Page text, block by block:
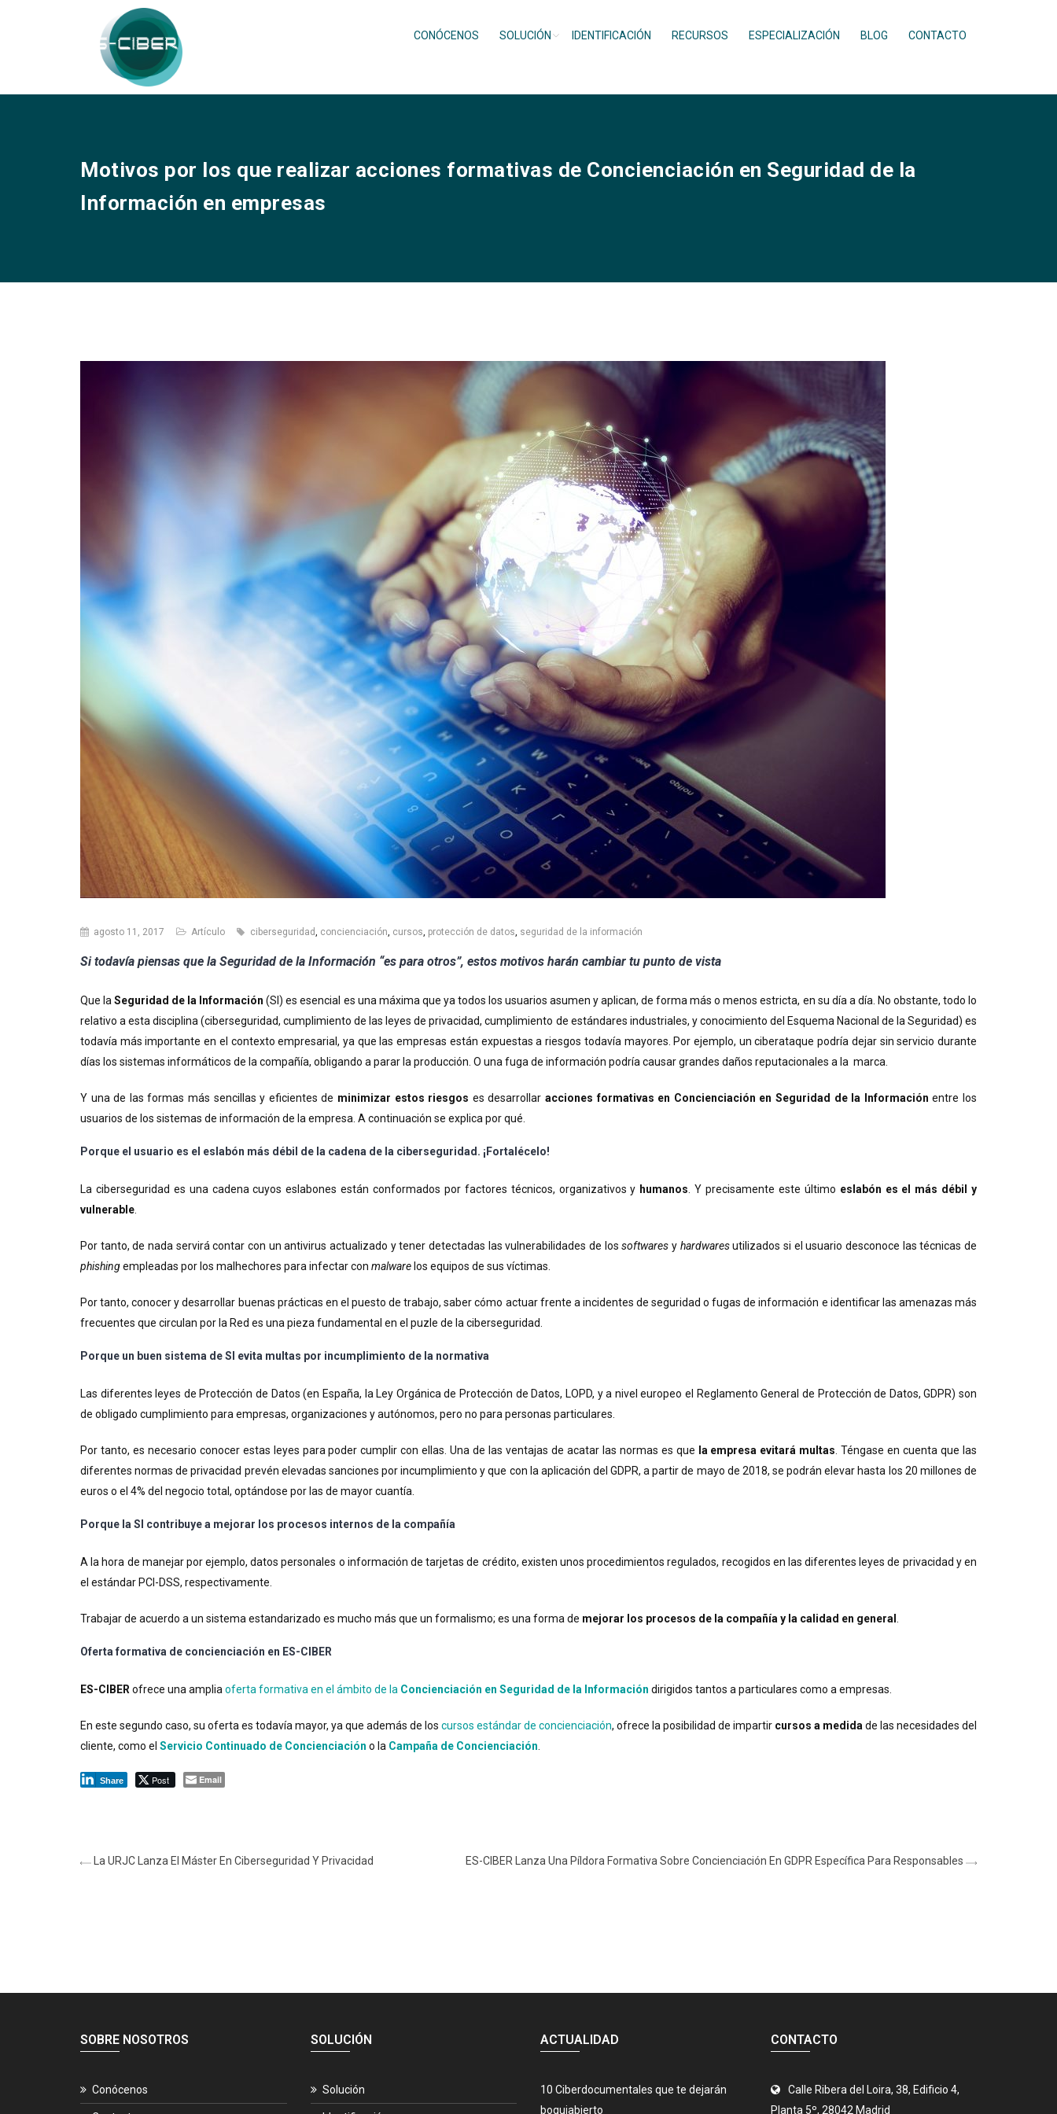
CONÓCENOS SOLUCIÓN IDENTIFICACIÓN RECURSOS ESPECIALIZACIÓN BLOG CONTACTO
Motivos por los que realizar acciones formativas de Concienciación en Seguridad de la
Información en empresas
agosto 11, 2017 Artículo ciberseguridad, concienciación, cursos, protección de datos, seguridad de la información
Si todavía piensas que la Seguridad de la Información “es para otros”, estos motivos harán cambiar tu punto de vista
Que laSeguridad de la Información (SI) es esencial es una máxima que ya todos los usuarios asumen y aplican, de forma más o menos estricta, en su día a día. No obstante, todo lo
relativo a esta disciplina (ciberseguridad, cumplimiento de las leyes de privacidad, cumplimiento de estándares industriales, y conocimiento del Esquema Nacional de la Seguridad) es
todavía más importante en el contexto empresarial, ya que las empresas están expuestas a riesgos todavía mayores. Por ejemplo, un ciberataque podría dejar sin servicio durante
días los sistemas informáticos de la compañía, obligando a parar la producción. O una fuga de información podría causar grandes daños reputacionales a la marca.
Y una de las formas más sencillas y eficientes de minimizar estos riesgos es desarrollaracciones formativas en Concienciación en Seguridad de la Información entre los
usuarios de los sistemas de información de la empresa. A continuación se explica por qué.
Porque el usuario es el eslabón más débil de la cadena de la ciberseguridad. ¡Fortalécelo!
La ciberseguridad es una cadena cuyos eslabones están conformados por factores técnicos, organizativos y humanos . Y precisamente este último eslabón es el más débil y
vulnerable
Por tanto, de nada servirá contar con un antivirus actualizado y tener detectadas las vulnerabilidades de lossoftwares y hardwaresutilizados si el usuario desconoce las técnicas de
phishingempleadas por los malhechores para infectar con malware los equipos de sus víctimas.
Por tanto, conocer y desarrollar buenas prácticas en el puesto de trabajo, saber cómo actuar frente a incidentes de seguridad o fugas de información e identificar las amenazas más
frecuentes que circulan por la Red es una pieza fundamental en el puzle de la ciberseguridad.
Porque un buen sistema de SI evita multas por incumplimiento de la normativa
Las diferentes leyes de Protección de Datos (en España, la Ley Orgánica de Protección de Datos, LOPD, y a nivel europeo el Reglamento General de Protección de Datos, GDPR) son
de obligado cumplimiento para empresas, organizaciones y autónomos, pero no para personas particulares.
Por tanto, es necesario conocer estas leyes para poder cumplir con ellas. Una de las ventajas de acatar las normas es que la empresa evitará multas . Téngase en cuenta que las
diferentes normas de privacidad prevén elevadas sanciones por incumplimiento y que con la aplicación del GDPR, a partir de mayo de 2018, se podrán elevar hasta los 20 millones de
euros o el 4% del negocio total, optándose por las de mayor cuantía.
Porque la SI contribuye a mejorar los procesos internos de la compañía
A la hora de manejar por ejemplo, datos personales o información de tarjetas de crédito, existen unos procedimientos regulados, recogidos en las diferentes leyes de privacidad y en
el estándar PCI-DSS, respectivamente.
Trabajar de acuerdo a un sistema estandarizado es mucho más que un formalismo; es una forma de mejorar los procesos de la compañía y la calidad en general
Oferta formativa de concienciación en ES-CIBER
ES-CIBER ofrece una amplia oferta formativa en el ámbito de la Concienciación en Seguridad de la Información dirigidos tantos a particulares como a empresas.
En este segundo caso, su oferta es todavía mayor, ya que además de los cursos estándar de concienciación, ofrece la posibilidad de impartir cursos a medida de las necesidades del
cliente, como el Servicio Continuado de Concienciación o la Campaña de Concienciación
Share Post Email
La URJC Lanza El Máster En Ciberseguridad Y Privacidad ES-CIBER Lanza Una Píldora Formativa Sobre Concienciación En GDPR Específica Para Responsables
SOBRE NOSOTROS
Conócenos
SOLUCIÓN
Solución
ACTUALIDAD
10 Ciberdocumentales que te dejarán
boquiabierto
CONTACTO
Calle Ribera del Loira, 38, Edificio 4,
Planta 5º, 28042 Madrid